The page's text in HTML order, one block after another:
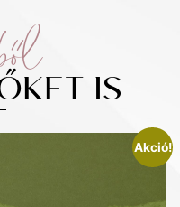
IS
Akció!